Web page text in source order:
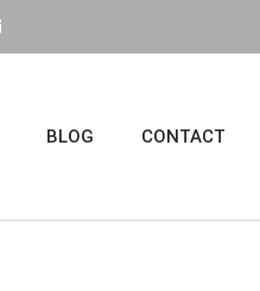
BLOG CONTACT